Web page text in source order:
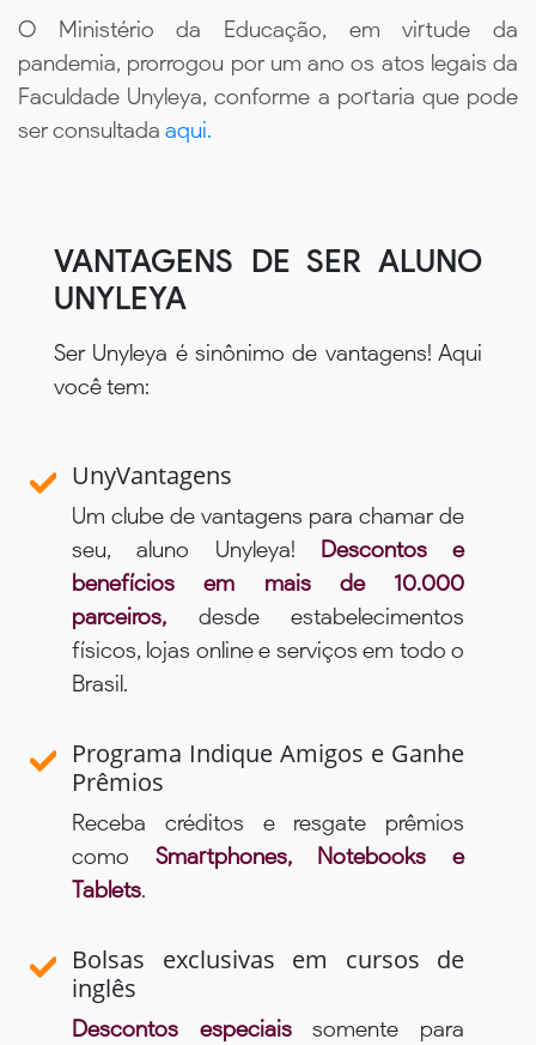
O Ministério da Educação, em virtude da
pandemia, prorrogou por um ano os atos legais da
Faculdade Unyleya, conforme a portaria que pode
ser consultada aqui.
VANTAGENS DE SER ALUNO
UNYLEYA
Ser Unyleya é sinônimo de vantagens! Aqui
você tem:
UnyVantagens
Um clube de vantagens para chamar de
seu, aluno Unyleya! Descontos e
benefícios em mais de 10.000
parceiros, desde estabelecimentos
físicos, lojas online e serviços em todo o
Brasil.
Programa Indique Amigos e Ganhe
Prêmios
Receba créditos e resgate prêmios
como Smartphones, Notebooks e
Tablets.
Bolsas exclusivas em cursos de
inglês
Descontos especiaissomente para